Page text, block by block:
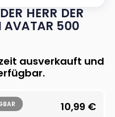
HERR DER
AVATAR 500
ausverkauft und
10,99 €